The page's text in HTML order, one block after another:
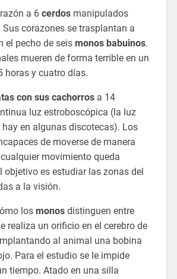
a 6 cerdosmanipulados
corazones se trasplantan a
el pecho de seis monos babuinos.
mueren de forma terrible en un
horas y cuatro días.
con sus cachorrosa 14
luz estroboscópica (la luz
en algunas discotecas). Los
de moverse de manera
movimiento queda
objetivo es estudiar las zonas del
a la visión.
los monosdistinguen entre
realiza un orificio en el cerebro de
al animal una bobina
Para el estudio se le impide
tiempo. Atado en una silla